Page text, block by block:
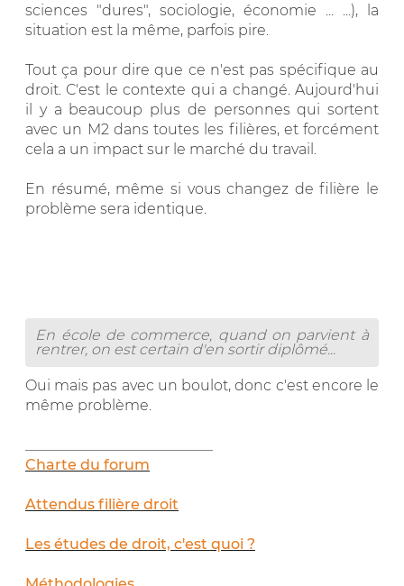
sciences "dures", sociologie, économie ... ...), la
situation est la même, parfois pire.
Tout ça pour dire que ce n'est pas spécifique au
droit. C'est le contexte qui a changé. Aujourd'hui
il y a beaucoup plus de personnes qui sortent
avec un M2 dans toutes les filières, et forcément
cela a un impact sur le marché du travail.
En résumé, même si vous changez de filière le
problème sera identique.
En école de commerce, quand on parvient à
rentrer, on est certain d'en sortir diplômé...
Oui mais pas avec un boulot, donc c'est encore le
même problème.
Charte du forum
Attendus filière droit
Les études de droit, c'est quoi ?